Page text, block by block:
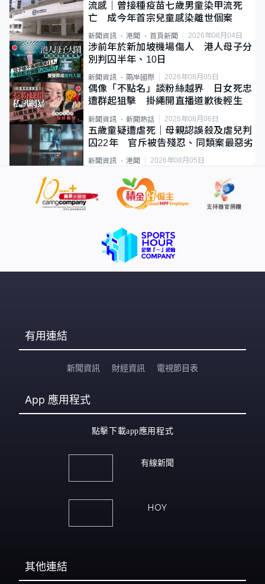
流感｜曾接種疫苗七歲男童染甲流死
亡 成今年首宗兒童感染離世個案
新聞資訊 港聞 首頁新聞 2026年08月04日
涉前年於新加坡機場傷人 港人母子分
別判囚半年、10日
新聞資訊 兩岸國際 2026年08月05日
偶像「不點名」談粉絲越界 日女死忠
遭群起狙擊 掛繩開直播道歉後輕生
新聞資訊 新聞熱話 2026年08月06日
五歲童疑遭虐死｜母親認誤殺及虐兒判
囚22年 官斥被告殘忍、同類案最惡劣
新聞資訊 港聞 2026年08月05日
有用連結
新聞資訊 財經資訊 電視節目表
App 應用程式
點擊下載app應用程式
有線新聞
HOY
其他連結